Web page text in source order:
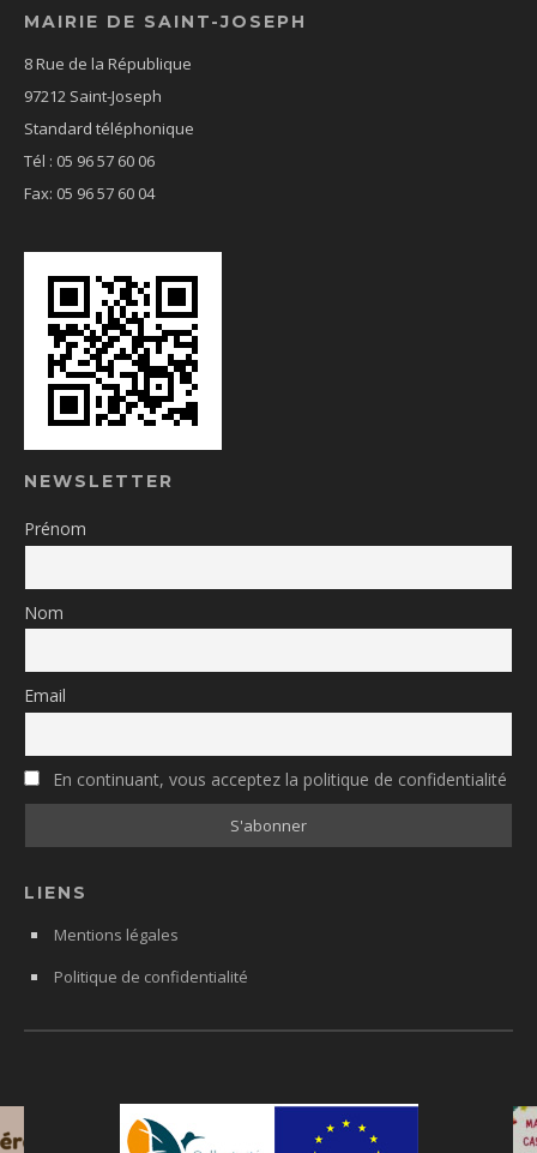
MAIRIE DE SAINT-JOSEPH
8 Rue de la République
97212 Saint-Joseph
Standard téléphonique
Tél : 05 96 57 60 06
Fax: 05 96 57 60 04
NEWSLETTER
Prénom
Nom
Email
En continuant, vous acceptez la politique de confidentialité
LIENS
Mentions légales
Politique de confidentialité